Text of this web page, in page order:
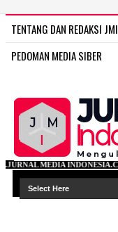
TENTANG DAN REDAKSI JMI
PEDOMAN MEDIA SIBER